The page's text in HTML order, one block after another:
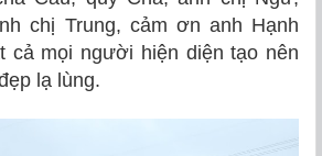
chị Trung, cảm ơn anh Hạnh
cả mọi người hiện diện tạo nên
lạ lùng.